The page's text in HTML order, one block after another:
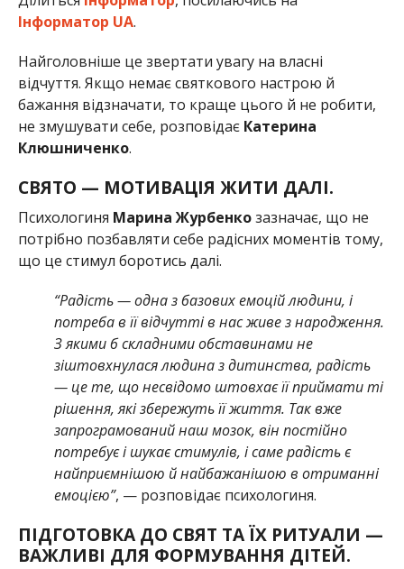
Інформатор UA.
Найголовніше це звертати увагу на власні
відчуття. Якщо немає святкового настрою й
бажання відзначати, то краще цього й не робити,
не змушувати себе, розповідає Катерина
Клюшниченко.
СВЯТО — МОТИВАЦІЯ ЖИТИ ДАЛІ.
Психологиня Марина Журбенкозазначає, що не
потрібно позбавляти себе радісних моментів тому,
що це стимул боротись далі.
“Радість — одна з базових емоцій людини, і
потреба в її відчутті в нас живе з народження.
З якими б складними обставинами не
зіштовхнулася людина з дитинства, радість
— це те, що несвідомо штовхає її приймати ті
рішення, які збережуть її життя. Так вже
запрограмований наш мозок, він постійно
потребує і шукає стимулів, і саме радість є
найприємнішою й найбажанішою в отриманні
емоцією”, — розповідає психологиня.
ПІДГОТОВКА ДО СВЯТ ТА ЇХ РИТУАЛИ —
ВАЖЛИВІ ДЛЯ ФОРМУВАННЯ ДІТЕЙ.